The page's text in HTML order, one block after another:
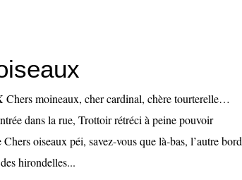
moineaux, cher cardinal, chère tourterelle…
dans la rue, Trottoir rétréci à peine pouvoir
oiseaux péi, savez-vous que là-bas, l’autre bord
hirondelles...